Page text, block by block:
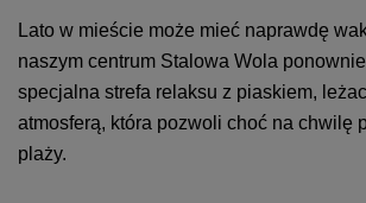
Lato w mieście może mieć naprawdę
naszym centrum Stalowa Wola
specjalna strefa relaksu z piaskiem,
atmosferą, która pozwoli choć na chwilę
plaży.